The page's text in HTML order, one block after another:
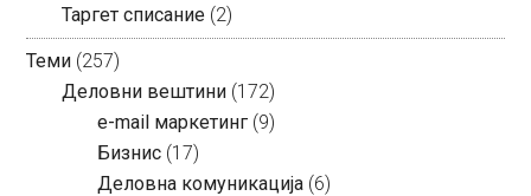
Таргет списание (2)
Теми (257)
Деловни вештини (172)
e-mail маркетинг (9)
Бизнис (17)
Деловна комуникација (6)